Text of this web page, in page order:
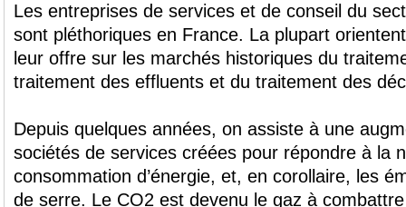
Les entreprises de services et de conseil du
sont pléthoriques en France. La plupart
leur offre sur les marchés historiques du
traitement des effluents et du traitement des
Depuis quelques années, on assiste à une
sociétés de services créées pour répondre à la
consommation d’énergie, et, en corollaire, les
de serre. Le CO2 est devenu le gaz à